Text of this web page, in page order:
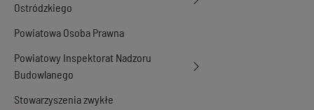
Ostródzkiego
Powiatowa Osoba Prawna
Powiatowy Inspektorat Nadzoru
Budowlanego
Stowarzyszenia zwykłe